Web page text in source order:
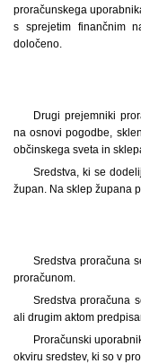
proračunskega
s sprejetim finančnim
določeno.
Drugi prejemniki
na osnovi pogodbe,
občinskega sveta in
Sredstva, ki se
župan. Na sklep župana
Sredstva proračuna
proračunom.
Sredstva proračuna
ali drugim aktom
Proračunski
okviru sredstev, ki so v